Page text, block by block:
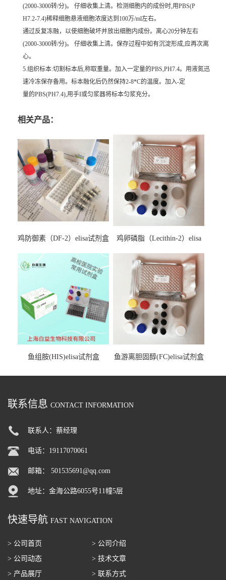
(2000-3000转/分)。 仔细收集上清。检测细胞内的成份时,用PBS(P
H7.2-7.4)稀释细胞悬液细胞浓度达到100万/ml左右。
通过反复冻融，以使细胞破坏并放出细胞内成份。离心20分钟左右
(2000-3000转/分)。 仔细收集上清。保存过程中如有沉淀形成,应再次离
心。
5.组织标本:切割标本后,称取重量。加入一定量的PBS,PH7.4。用液氮迅
速冷冻保存备用。标本融化后仍然保持2-8*C的温度。加入-定
量的PBS(PH7.4),用手I或匀浆器将标本匀浆充分。
相关产品：
鸡防御素（DF-2）elisa试剂盒
鸡卵磷脂（Lecithin-2）elisa
鱼组胺(HIS)elisa试剂盒 鱼游离胆固醇(FC)elisa试剂盒
联系信息 CONTACT INFORMATION
联系人：蔡经理
电话：19117070061
邮箱： 501535691@qq.com
地址：金海公路6055号11幢5层
快速导航 FAST NAVIGATION
> 公司首页
> 公司介绍
> 公司动态
> 技术文章
> 产品展厅
> 联系方式